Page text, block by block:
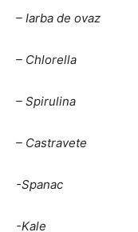
– Iarba de ovaz
– Chlorella
– Spirulina
– Castravete
-Spanac
-Kale